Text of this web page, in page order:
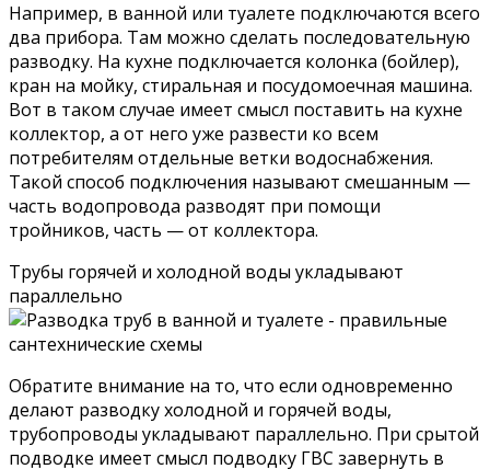
Например, в ванной или туалете подключаются всего
два прибора. Там можно сделать последовательную
разводку. На кухне подключается колонка (бойлер),
кран на мойку, стиральная и посудомоечная машина.
Вот в таком случае имеет смысл поставить на кухне
коллектор, а от него уже развести ко всем
потребителям отдельные ветки водоснабжения.
Такой способ подключения называют смешанным —
часть водопровода разводят при помощи
тройников, часть — от коллектора.
Трубы горячей и холодной воды укладывают
параллельно
Обратите внимание на то, что если одновременно
делают разводку холодной и горячей воды,
трубопроводы укладывают параллельно. При срытой
подводке имеет смысл подводку ГВС завернуть в